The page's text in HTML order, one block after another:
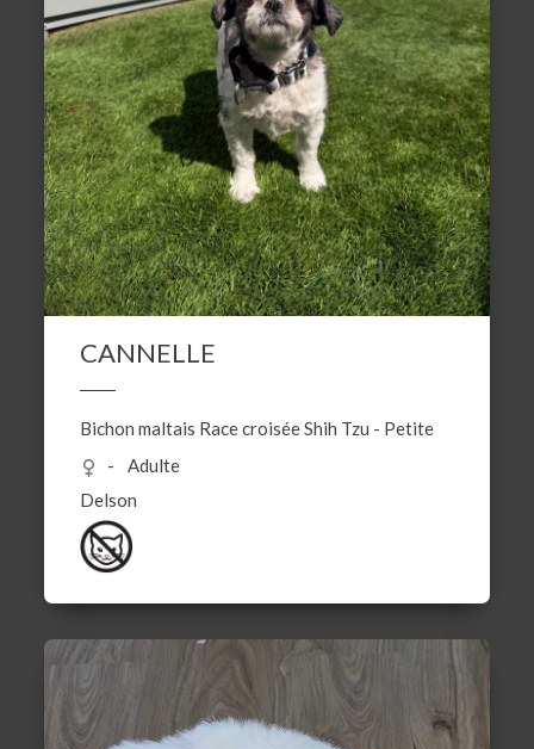
CANNELLE
Bichon maltais Race croiséeShih Tzu - Petite
Adulte
Delson